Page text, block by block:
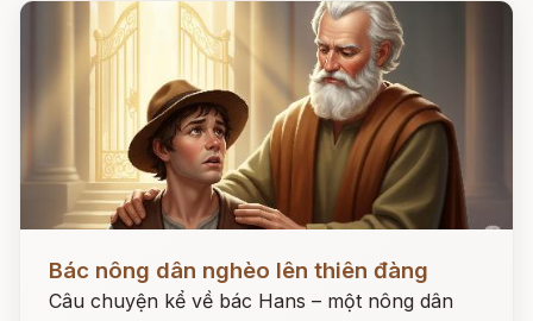
Bác nông dân nghèo lên thiên đàng
Câu chuyện kể về bác Hans – một nông dân